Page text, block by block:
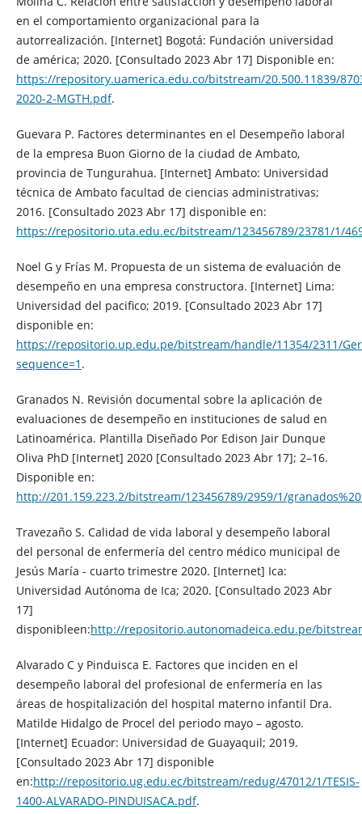
en el comportamiento organizacional para la
autorrealización. [Internet] Bogotá: Fundación universidad
de américa; 2020. [Consultado 2023 Abr 17] Disponible en:
https://repository.uamerica.edu.co/bitstream/20.500.11839/
2020-2-MGTH.pdf.
Guevara P. Factores determinantes en el Desempeño laboral
de la empresa Buon Giorno de la ciudad de Ambato,
provincia de Tungurahua. [Internet] Ambato: Universidad
técnica de Ambato facultad de ciencias administrativas;
2016. [Consultado 2023 Abr 17] disponible en:
https://repositorio.uta.edu.ec/bitstream/123456789/23781/1/
Noel G y Frías M. Propuesta de un sistema de evaluación de
desempeño en una empresa constructora. [Internet] Lima:
Universidad del pacifico; 2019. [Consultado 2023 Abr 17]
disponible en:
https://repositorio.up.edu.pe/bitstream/handle/11354/2311/
sequence=1 .
Granados N. Revisión documental sobre la aplicación de
evaluaciones de desempeño en instituciones de salud en
Latinoamérica. Plantilla Diseñado Por Edison Jair Dunque
Oliva PhD [Internet] 2020 [Consultado 2023 Abr 17]; 2–16.
Disponible en:
http://201.159.223.2/bitstream/123456789/2959/1/
Travezaño S. Calidad de vida laboral y desempeño laboral
del personal de enfermería del centro médico municipal de
Jesús María - cuarto trimestre 2020. [Internet] Ica:
Universidad Autónoma de Ica; 2020. [Consultado 2023 Abr
17]
disponibleen:http://repositorio.autonomadeica.edu.pe/
Alvarado C y Pinduisca E. Factores que inciden en el
desempeño laboral del profesional de enfermería en las
áreas de hospitalización del hospital materno infantil Dra.
Matilde Hidalgo de Procel del periodo mayo – agosto.
[Internet] Ecuador: Universidad de Guayaquil; 2019.
[Consultado 2023 Abr 17] disponible
en:http://repositorio.ug.edu.ec/bitstream/redug/47012/1/TESIS-
1400-ALVARADO-PINDUISACA.pdf.